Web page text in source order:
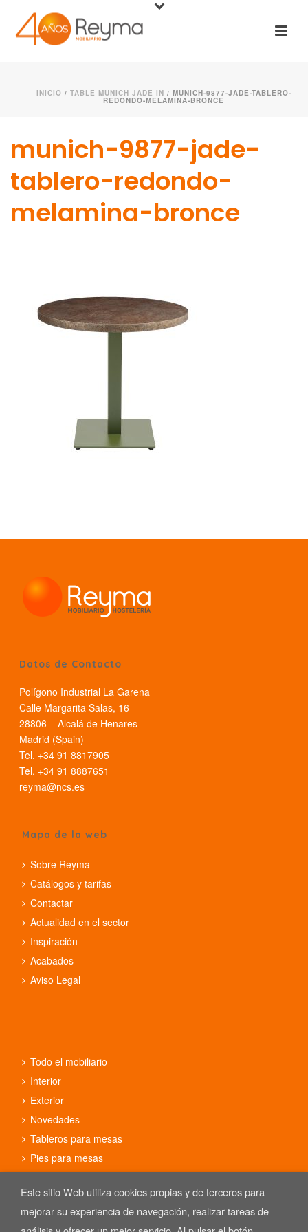
INICIO / TABLE MUNICH JADE IN / MUNICH-9877-JADE-TABLERO-
REDONDO-MELAMINA-BRONCE
munich-9877-jade-
tablero-redondo-
melamina-bronce
Datos de Contacto
Polígono Industrial La Garena
Calle Margarita Salas, 16
28806 – Alcalá de Henares
Madrid (Spain)
Tel. +34 91 8817905
Tel. +34 91 8887651
reyma@ncs.es
Mapa de la web
Sobre Reyma
Catálogos y tarifas
Contactar
Actualidad en el sector
Inspiración
Acabados
Aviso Legal
Todo el mobiliario
Interior
Exterior
Novedades
Tableros para mesas
Pies para mesas
Este sitio Web utiliza cookies propias y de terceros para
mejorar su experiencia de navegación, realizar tareas de